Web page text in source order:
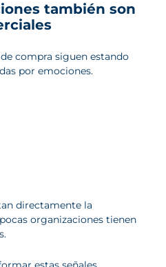
también son
compra siguen estando
por emociones.
directamente la
organizaciones tienen